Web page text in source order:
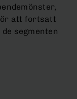
att fortsatt
segmenten